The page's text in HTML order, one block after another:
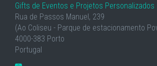
Gifts de Eventos e Projetos Personalizados
Rua de Passos Manuel, 239
(Ao Coliseu - Parque de estacionamento
4000-383 Porto
Portugal